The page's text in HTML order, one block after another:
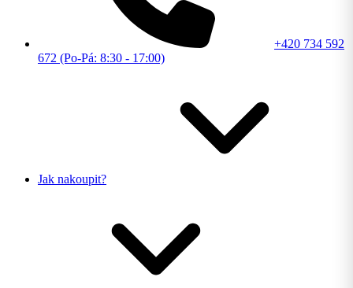
+420 734 592
672 (Po-Pá: 8:30 - 17:00)
Jak nakoupit?